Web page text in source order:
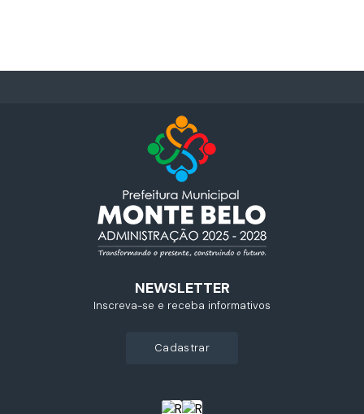
NEWSLETTER
Inscreva-se e receba informativos
cadastrar